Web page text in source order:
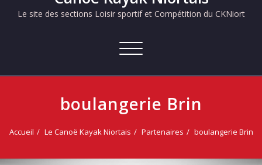
Le site des sections Loisir sportif et Compétition du CKNiort
Afficher/masquer
navigation
boulangerie Brin
Accueil Le Canoë Kayak Niortais Partenaires boulangerie Brin